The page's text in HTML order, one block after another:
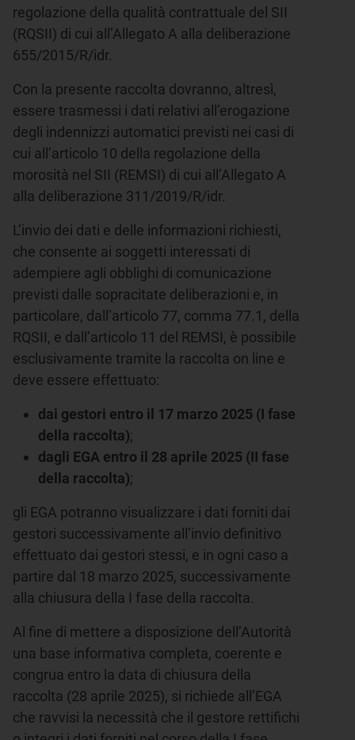
regolazione della qualità contrattuale del SII
(RQSII) di cui all’Allegato A alla deliberazione
655/2015/R/idr.
Con la presente raccolta dovranno, altresì,
essere trasmessi i dati relativi all’erogazione
degli indennizzi automatici previsti nei casi di
cui all’articolo 10 della regolazione della
morosità nel SII (REMSI) di cui all’Allegato A
alla deliberazione 311/2019/R/idr.
L’invio dei dati e delle informazioni richiesti,
che consente ai soggetti interessati di
adempiere agli obblighi di comunicazione
previsti dalle sopracitate deliberazioni e, in
particolare, dall’articolo 77, comma 77.1, della
RQSII, e dall’articolo 11 del REMSI, è possibile
esclusivamente tramite la raccolta on line e
deve essere effettuato:
dai gestori entro il 17 marzo 2025 (I fase
della raccolta);
dagli EGA entro il 28 aprile 2025 (II fase
della raccolta);
gli EGA potranno visualizzare i dati forniti dai
gestori successivamente all’invio definitivo
effettuato dai gestori stessi, e in ogni caso a
partire dal 18 marzo 2025, successivamente
alla chiusura della I fase della raccolta.
Al fine di mettere a disposizione dell’Autorità
una base informativa completa, coerente e
congrua entro la data di chiusura della
raccolta (28 aprile 2025), si richiede all’EGA
che ravvisi la necessità che il gestore rettifichi